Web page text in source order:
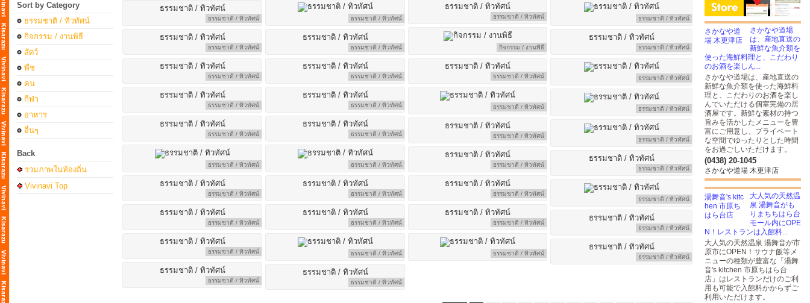
Sort by Category
ธรรมชาติ / ทิวทัศน์
กิจกรรม / งานพิธี
สัตว์
พืช
คน
กีฬา
อาหาร
อื่นๆ
Back
รวมภาพในท้องถิ่น
Vivinavi Top
ธรรมชาติ / ทิวทัศน์
ธรรมชาติ / ทิวทัศน์
ธรรมชาติ / ทิวทัศน์
ธรรมชาติ / ทิวทัศน์
ธรรมชาติ / ทิวทัศน์
ธรรมชาติ / ทิวทัศน์
ธรรมชาติ / ทิวทัศน์
ธรรมชาติ / ทิวทัศน์
ธรรมชาติ / ทิวทัศน์
ธรรมชาติ / ทิวทัศน์
ธรรมชาติ / ทิวทัศน์
ธรรมชาติ / ทิวทัศน์
ธรรมชาติ / ทิวทัศน์
ธรรมชาติ / ทิวทัศน์
ธรรมชาติ / ทิวทัศน์
ธรรมชาติ / ทิวทัศน์
ธรรมชาติ / ทิวทัศน์
ธรรมชาติ / ทิวทัศน์
ธรรมชาติ / ทิวทัศน์
ธรรมชาติ / ทิวทัศน์
ธรรมชาติ / ทิวทัศน์
กิจกรรม / งานพิธี
ธรรมชาติ / ทิวทัศน์
ธรรมชาติ / ทิวทัศน์
ธรรมชาติ / ทิวทัศน์
ธรรมชาติ / ทิวทัศน์
ธรรมชาติ / ทิวทัศน์
ธรรมชาติ / ทิวทัศน์
ธรรมชาติ / ทิวทัศน์
ธรรมชาติ / ทิวทัศน์
ธรรมชาติ / ทิวทัศน์
ธรรมชาติ / ทิวทัศน์
ธรรมชาติ / ทิวทัศน์
ธรรมชาติ / ทิวทัศน์
ธรรมชาติ / ทิวทัศน์
ธรรมชาติ / ทิวทัศน์
ธรรมชาติ / ทิวทัศน์
ธรรมชาติ / ทิวทัศน์
さかなや道場
は、産地直送の
新鮮な魚介類を
使った海鮮料理と、こだわり
のお酒を楽しん...
さかなや道場は、産地直送の
新鮮な魚介類を使った海鮮料
理と、こだわりのお酒を楽し
んでいただける個室完備の居
酒屋です。新鮮な素材の持つ
旨みを活かしたメニューを豊
富にご用意し、プライベート
な空間でゆったりとした時間
をお過ごしいただけます。
(0438) 20-1045
さかなや道場 木更津店
大人気の天然温
泉 湯舞音がも
りまちちはら台
モール内にOPE
N！レストランは入館料...
大人気の天然温泉 湯舞音が市
原市にOPEN！サウナ飯等メ
ニューの種類が豊富な「湯舞
音's kitchen 市原ちはら台
店」はレストランだけのご利
用も可能で入館料かからずご
利用いただけます。